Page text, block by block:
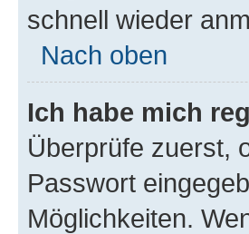
schnell wieder
Nach oben
Ich habe mich
Überprüfe zuerst,
Passwort
Möglichkeiten.